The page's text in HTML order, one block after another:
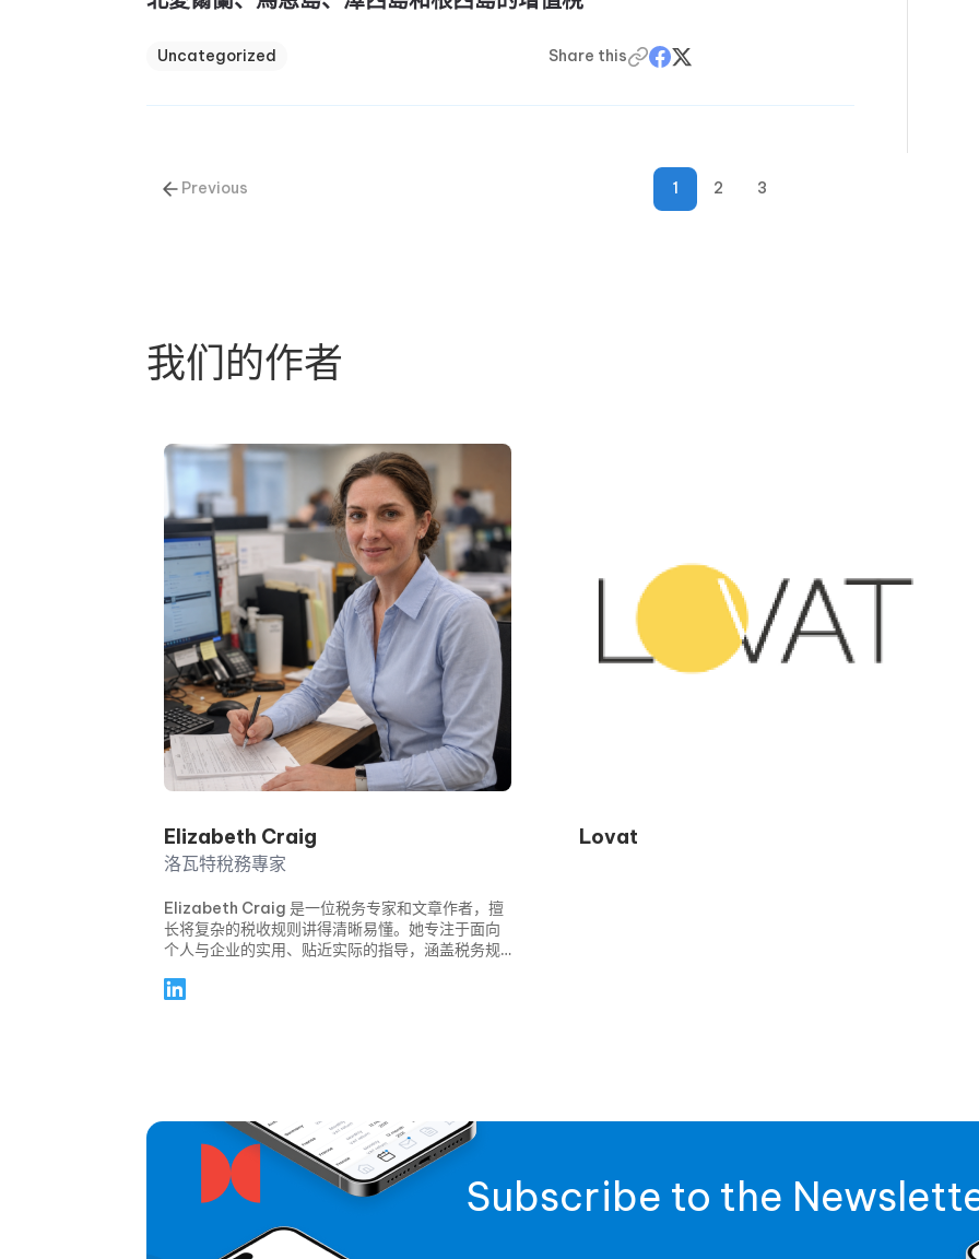
Uncategorized Share this
Previous 1 2 3
我们的作者
Elizabeth Craig
洛瓦特稅務專家
Elizabeth Craig 是一位税务专家和文章作者，擅
长将复杂的税收规则讲得清晰易懂。她专注于面向
个人与企业的实用、贴近实际的指导，涵盖税务规
期等主题。通过清晰的分步骤文章，Elizabeth 帮
Lovat
Subscribe to the